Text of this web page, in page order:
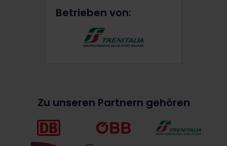
Betrieben von:
Zu unseren Partnern gehören